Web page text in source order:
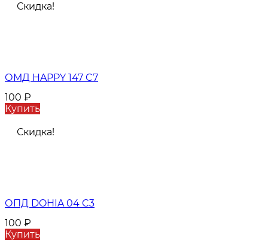
Скидка!
ОМД HAPPY 147 C7
100 ₽
Купить
Скидка!
ОПД DOHIA 04 C3
100 ₽
Купить